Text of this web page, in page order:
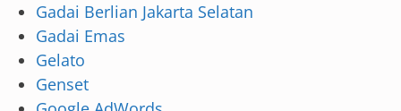
Gadai Berlian Jakarta Selatan
Gadai Emas
Gelato
Genset